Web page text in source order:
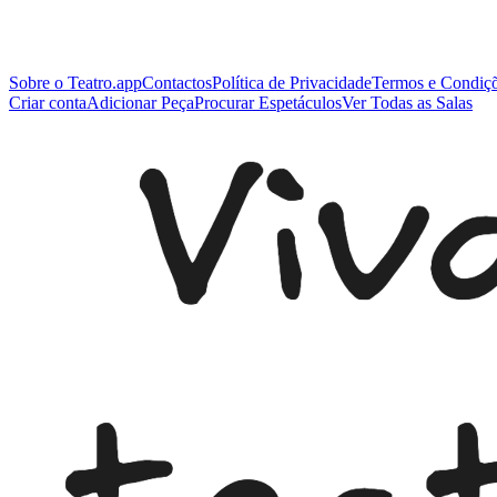
Sobre o Teatro.appContactosPolítica de PrivacidadeTermos e
Criar contaAdicionar PeçaProcurar EspetáculosVer Todas as Salas